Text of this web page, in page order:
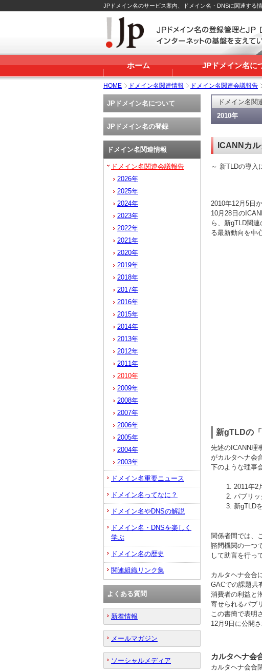
JPドメイン名のサービス案内、ドメイン名・DNSに関連する
ホーム JPドメイン名に
HOME ドメイン名関連情報 ドメイン名関連会議報告
ドメイン名関
2010年
ICANNカ
～ 新TLDの導入
2010年12月5日
10月28日の
ら、新gTLD関
る最新動向を中
新gTLDの
先述のICANN理
がカルタヘナ会
下のような理事
2011年2
パブリ
新gTLD
関係者間では、
諮問機関の一つ
して助言を行っ
カルタヘナ会合
GACでの課題共
消費者の利益と
寄せられるパブ
この書簡で表明
12月9日に公開
カルタヘナ会
カルタヘナ会合
JPドメイン名について
JPドメイン名の登録
ドメイン名関連情報
ドメイン名関連会議報告
2026年
2025年
2024年
2023年
2022年
2021年
2020年
2019年
2018年
2017年
2016年
2015年
2014年
2013年
2012年
2011年
2010年
2009年
2008年
2007年
2006年
2005年
2004年
2003年
ドメイン名重要ニュース
ドメイン名ってなに？
ドメイン名やDNSの解説
ドメイン名・DNSを楽しく
学ぶ
ドメイン名の歴史
関連組織リンク集
よくある質問
新着情報
メールマガジン
ソーシャルメディア